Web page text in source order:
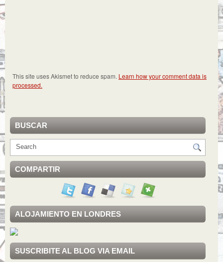
This site uses Akismet to reduce spam. Learn how your comment data is
processed.
BUSCAR
COMPARTIR
ALOJAMIENTO EN LONDRES
SUSCRIBITE AL BLOG VIA EMAIL